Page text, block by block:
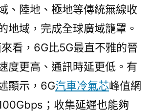
、陸地、極地等傳統無線收
地域，完成全球廣域籠罩。
看，6G比5G最直不雅的晉
度更高、通訊時延更低。有
顯示，6G汽車冷氣芯峰值網
；收集延遲也能夠